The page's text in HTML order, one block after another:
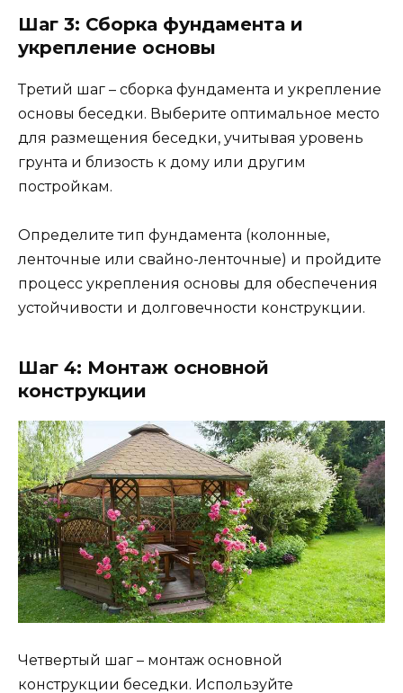
Шаг 3: Сборка фундамента и
укрепление основы
Третий шаг – сборка фундамента и укрепление
основы беседки. Выберите оптимальное место
для размещения беседки, учитывая уровень
грунта и близость к дому или другим
постройкам.
Определите тип фундамента (колонные,
ленточные или свайно-ленточные) и пройдите
процесс укрепления основы для обеспечения
устойчивости и долговечности конструкции.
Шаг 4: Монтаж основной
конструкции
Четвертый шаг – монтаж основной
конструкции беседки. Используйте